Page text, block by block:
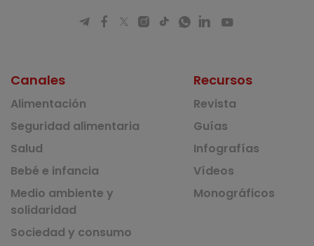
Canales
Alimentación
Seguridad alimentaria
Salud
Bebé e infancia
Medio ambiente y
solidaridad
Sociedad y consumo
Recursos
Revista
Guías
Infografías
Vídeos
Monográficos